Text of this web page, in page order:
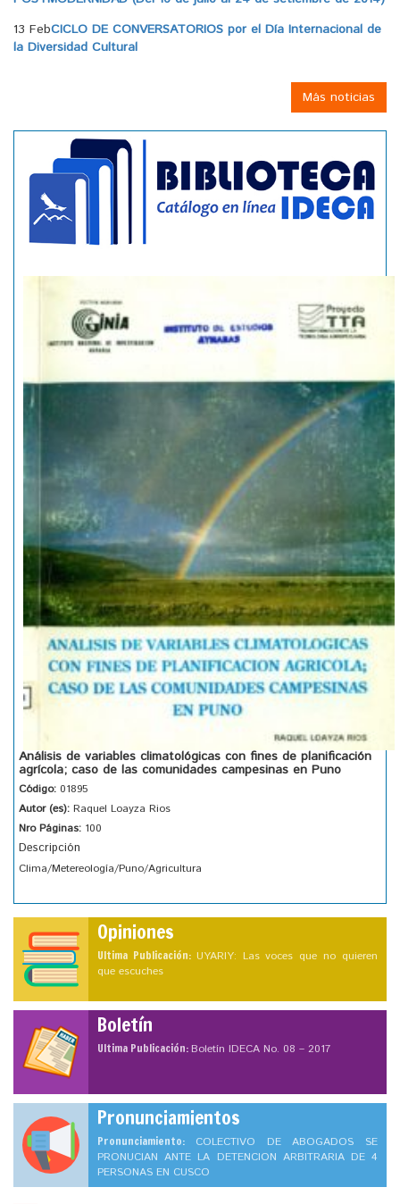
13 FebCICLO DE CONVERSATORIOS por el Día Internacional de
la Diversidad Cultural
Más noticias
Análisis de variables climatológicas con fines de planificación
agrícola; caso de las comunidades campesinas en Puno
Código: 01895
Autor (es): Raquel Loayza Rios
Nro Páginas: 100
Descripción
Clima/Metereología/Puno/Agricultura
Opiniones
Ultima Publicación: UYARIY: Las voces que no quieren
que escuches
Boletín
Ultima Publicación:Boletín IDECA No. 08 – 2017
Pronunciamientos
Pronunciamiento: COLECTIVO DE ABOGADOS SE
PRONUCIAN ANTE LA DETENCION ARBITRARIA DE 4
PERSONAS EN CUSCO